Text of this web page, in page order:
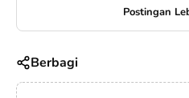
Postingan
Berbagi